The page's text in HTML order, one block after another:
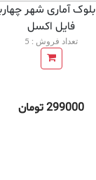
فايل اكسل
تعداد فروش : 5
299000 تومان